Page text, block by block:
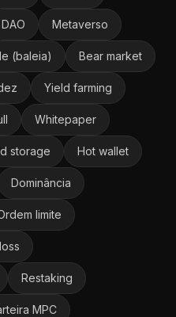
DAO Metaverso
(baleia) Bear market
Yield farming
Whitepaper
storage Hot wallet
Dominância
limite
Restaking
MPC